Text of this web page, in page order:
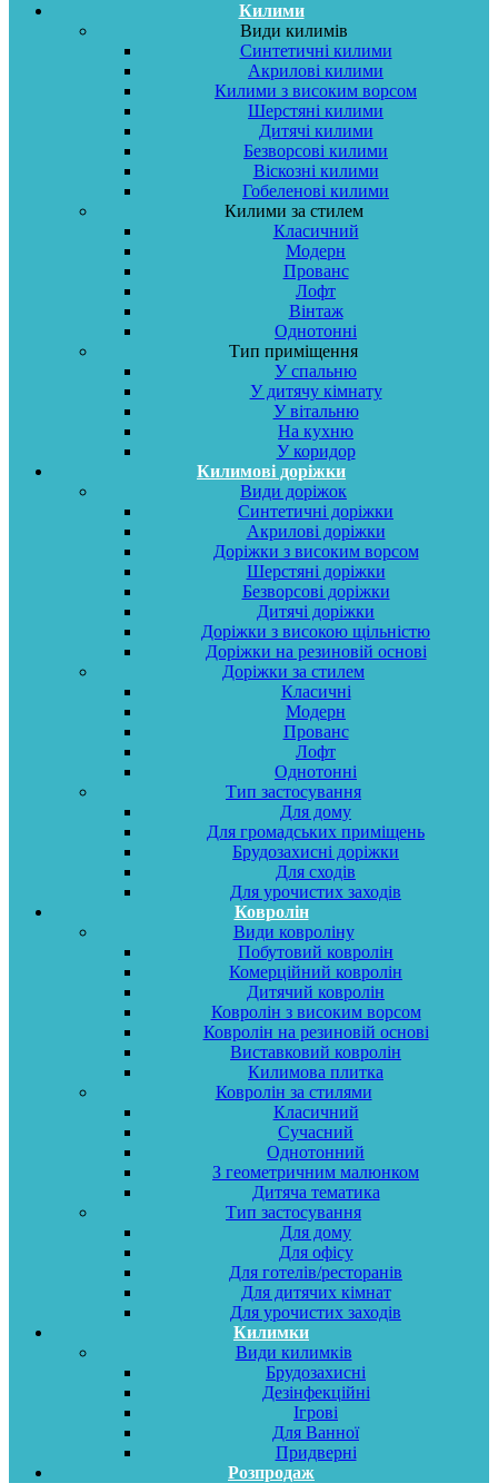
Килими
Види килимів
Синтетичні килими
Акрилові килими
Килими з високим ворсом
Шерстяні килими
Дитячі килими
Безворсові килими
Віскозні килими
Гобеленові килими
Килими за стилем
Класичний
Модерн
Прованс
Лофт
Вінтаж
Однотонні
Тип приміщення
У спальню
У дитячу кімнату
У вітальню
На кухню
У коридор
Килимові доріжки
Види доріжок
Синтетичні доріжки
Акрилові доріжки
Доріжки з високим ворсом
Шерстяні доріжки
Безворсові доріжки
Дитячі доріжки
Доріжки з високою щільністю
Доріжки на резиновій основі
Доріжки за стилем
Класичні
Модерн
Прованс
Лофт
Однотонні
Тип застосування
Для дому
Для громадських приміщень
Брудозахисні доріжки
Для сходів
Для урочистих заходів
Ковролін
Види ковроліну
Побутовий ковролін
Комерційний ковролін
Дитячий ковролін
Ковролін з високим ворсом
Ковролін на резиновій основі
Виставковий ковролін
Килимова плитка
Ковролін за стилями
Класичний
Сучасний
Однотонний
З геометричним малюнком
Дитяча тематика
Тип застосування
Для дому
Для офісу
Для готелів/ресторанів
Для дитячих кімнат
Для урочистих заходів
Килимки
Види килимків
Брудозахисні
Дезінфекційні
Ігрові
Для Ванної
Придверні
Розпродаж